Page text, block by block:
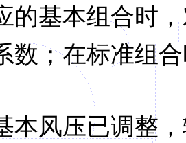
的基本组合时
数；在标准组
本风压已调整